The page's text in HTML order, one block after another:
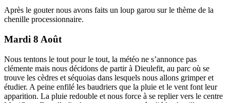
Après le gouter nous avons faits un loup garou sur le thème de la
chenille processionnaire.
Mardi 8 Août
Nous tentons le tout pour le tout, la météo ne s’annonce pas
clémente mais nous décidons de partir à Dieulefit, au parc où se
trouve les cèdres et séquoias dans lesquels nous allons grimper et
étudier. A peine enfilé les baudriers que la pluie et le vent font leur
apparition. La pluie redouble et nous force à se replier vers le centre